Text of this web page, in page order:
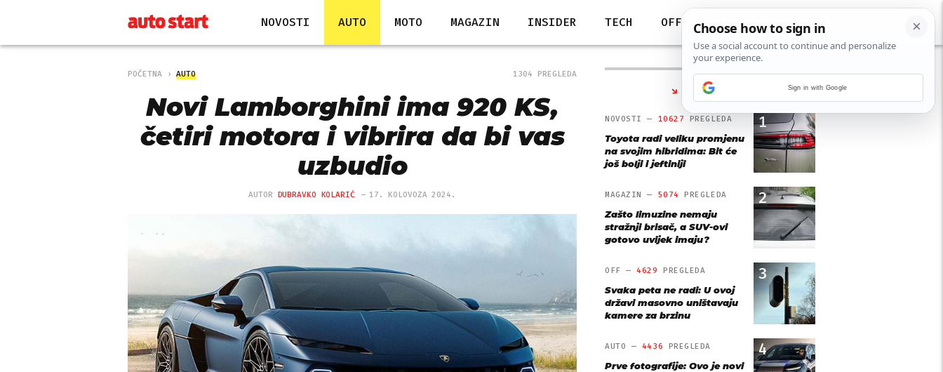
NOVOSTI AUTO MOTO MAGAZIN INSIDER TECH OFF
POČETNA AUTO 1304 PREGLEDA
Novi Lamborghini ima 920 KS,
četiri motora i vibrira da bi vas
uzbudio
AUTOR DUBRAVKO KOLARIĆ 17. KOLOVOZA 2024.
NAJČITANIJE
1
NOVOSTI — 10627 PREGLEDA
Toyota radi veliku promjenu
na svojim hibridima: Bit će
još bolji i jeftiniji
2
MAGAZIN — 5074 PREGLEDA
Zašto limuzine nemaju
stražnji brisač, a SUV-ovi
gotovo uvijek imaju?
3
OFF —4629 PREGLEDA
Svaka peta ne radi: U ovoj
državi masovno uništavaju
kamere za brzinu
4
AUTO — 4436 PREGLEDA
Prve fotografije: Ovo je novi
Sign in with Google